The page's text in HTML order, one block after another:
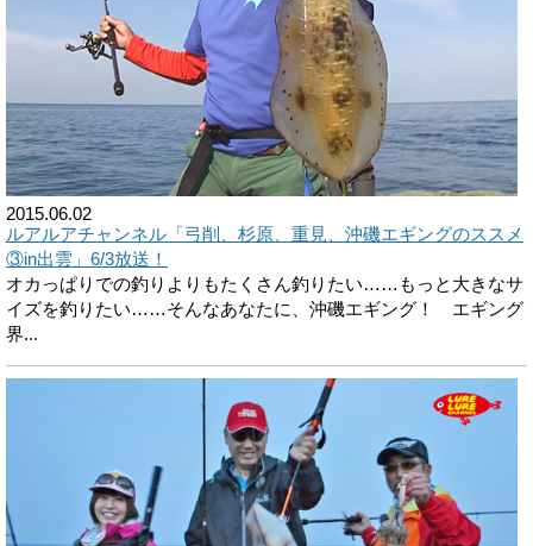
2015.06.02
ルアルアチャンネル「弓削、杉原、重見、沖磯エギングのススメ
③in出雲」6/3放送！
オカっぱりでの釣りよりもたくさん釣りたい……もっと大きなサ
イズを釣りたい……そんなあなたに、沖磯エギング！ エギング
界...